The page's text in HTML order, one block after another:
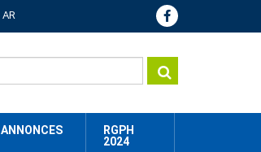
AR
ANNONCES
RGPH
2024